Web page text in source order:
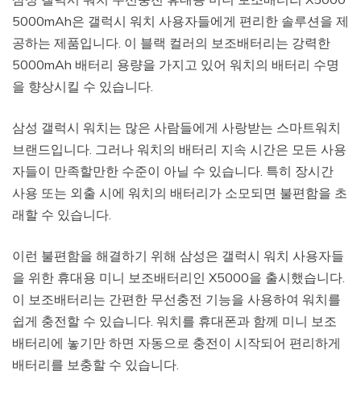
5000mAh은 갤럭시 워치 사용자들에게 편리한 솔루션을 제
공하는 제품입니다. 이 블랙 컬러의 보조배터리는 강력한
5000mAh 배터리 용량을 가지고 있어 워치의 배터리 수명
을 향상시킬 수 있습니다.
삼성 갤럭시 워치는 많은 사람들에게 사랑받는 스마트워치
브랜드입니다. 그러나 워치의 배터리 지속 시간은 모든 사용
자들이 만족할만한 수준이 아닐 수 있습니다. 특히 장시간
사용 또는 외출 시에 워치의 배터리가 소모되면 불편함을 초
래할 수 있습니다.
이런 불편함을 해결하기 위해 삼성은 갤럭시 워치 사용자들
을 위한 휴대용 미니 보조배터리인 X5000을 출시했습니다.
이 보조배터리는 간편한 무선충전 기능을 사용하여 워치를
쉽게 충전할 수 있습니다. 워치를 휴대폰과 함께 미니 보조
배터리에 놓기만 하면 자동으로 충전이 시작되어 편리하게
배터리를 보충할 수 있습니다.